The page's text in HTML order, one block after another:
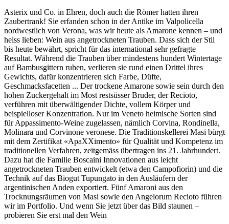
Asterix und Co. in Ehren, doch auch die Römer hatten ihren
Zaubertrank! Sie erfanden schon in der Antike im Valpolicella
nordwestlich von Verona, was wir heute als Amarone kennen – und
heiss lieben: Wein aus angetrockneten Trauben. Dass sich der Stil
bis heute bewährt, spricht für das international sehr gefragte
Resultat. Während die Trauben über mindestens hundert Wintertage
auf Bambusgittern ruhen, verlieren sie rund einen Drittel ihres
Gewichts, dafür konzentrieren sich Farbe, Düfte,
Geschmacksfacetten ... Der trockene Amarone sowie sein durch den
hohen Zuckergehalt im Most restsüsser Bruder, der Recioto,
verführen mit überwältigender Dichte, vollem Körper und
beispielloser Konzentration. Nur im Veneto heimische Sorten sind
für Appassimento-Weine zugelassen, nämlich Corvina, Rondinella,
Molinara und Corvinone veronese. Die Traditionskellerei Masi bürgt
mit dem Zertifikat «ApaXXimento» für Qualität und Kompetenz im
traditionellen Verfahren, zeitgemäss übertragen ins 21. Jahrhundert.
Dazu hat die Familie Boscaini Innovationen aus leicht
angetrockneten Trauben entwickelt (etwa den Campofiorin) und die
Technik auf das Biogut Tupungato in den Ausläufern der
argentinischen Anden exportiert. Fünf Amaroni aus den
Trocknungsräumen von Masi sowie den Angelorum Recioto führen
wir im Portfolio. Und wenn Sie jetzt über das Bild staunen –
probieren Sie erst mal den Wein